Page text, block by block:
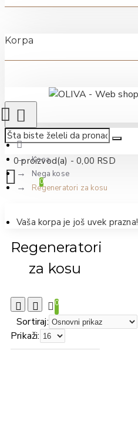
Korpa
0 proizvod(a) - 0,00 RSD
0
Vaša korpa je još uvek prazna!
Kosa
Nega kose
Regeneratori za kosu
Regeneratori
za kosu
0
Sortiraj:
Prikaži: